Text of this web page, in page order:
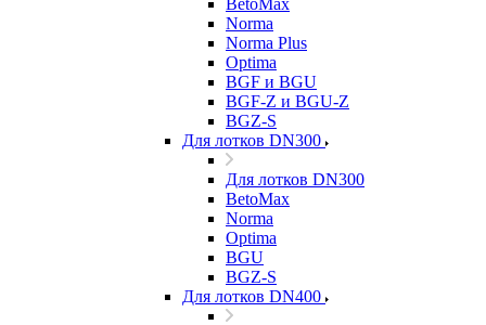
BetoMax
Norma
Norma Plus
Optima
BGF и BGU
BGF-Z и BGU-Z
BGZ-S
Для лотков DN300
Для лотков DN300
BetoMax
Norma
Optima
BGU
BGZ-S
Для лотков DN400